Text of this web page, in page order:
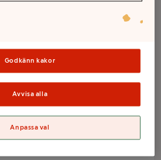
Plan
2025
Godkänn kakor
Avvisa alla
Anpassa val